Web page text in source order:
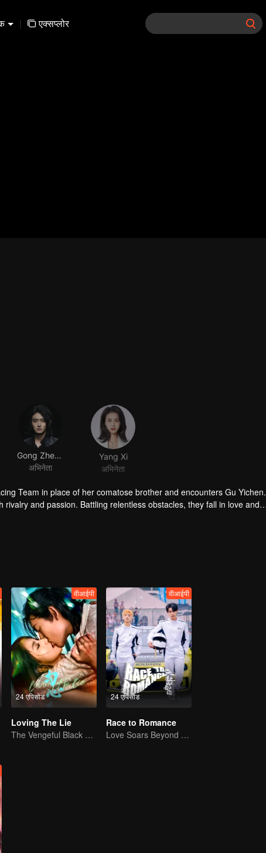
| एक्सप्लोर
अभिनेता
Yang Xi
अभिनेता
Team in place of her comatose brother and encounters Gu Yichen.
and passion. Battling relentless obstacles, they fall in love and
24 एपिसोड
वीआईपी
Loving The Lie
The Vengeful Black Lotus Falls for the Rogue Young Master
24 एपिसोड
वीआईपी
Race to Romance
Love Soars Beyond Borders, Glory United as Partners